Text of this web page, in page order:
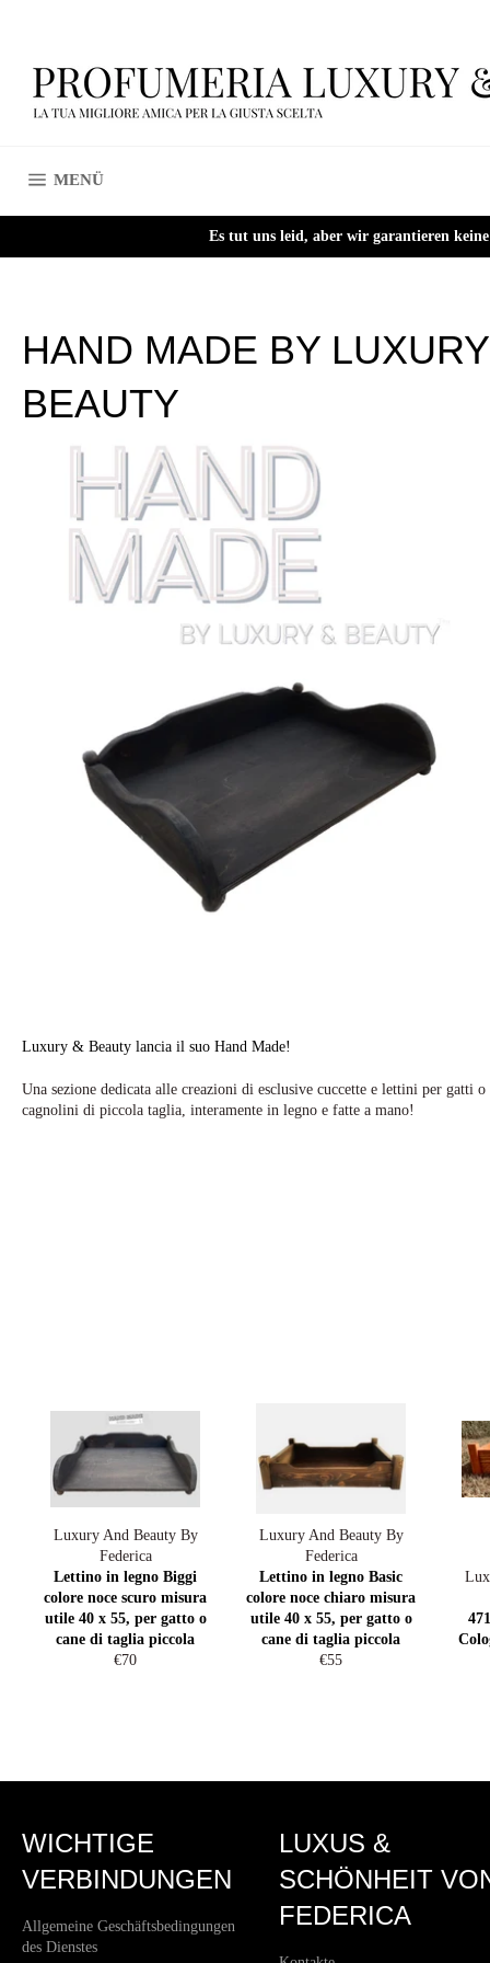
MENÜSEITENNAVIGATION
Es tut uns leid, aber wir garantieren
HAND MADE BY
BEAUTY
Luxury & Beauty lancia il suo Hand Made!
Una sezione dedicata alle creazioni di esclusive cuccette e lettini per gatti o
cagnolini di piccola taglia, interamente in legno e fatte a mano!
Luxury And Beauty By
Federica
Lettino in legno Biggi
colore noce scuro misura
utile 40 x 55, per gatto o
cane di taglia piccola
Normaler
€70
Luxury And Beauty By
Federica
Lettino in legno Basic
colore noce chiaro misura
utile 40 x 55, per gatto o
cane di taglia piccola
Normaler
€55
WICHTIGE
VERBINDUNGEN
Allgemeine Geschäftsbedingungen
des Dienstes
LUXUS &
SCHÖNHEIT
FEDERICA